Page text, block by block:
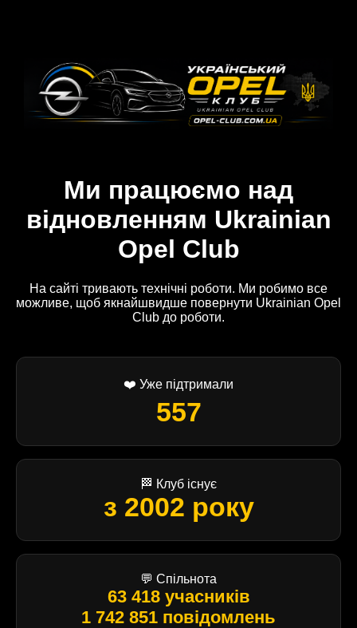
Ми працюємо над
відновленням Ukrainian
Opel Club
На сайті тривають технічні роботи. Ми робимо все
можливе, щоб якнайшвидше повернути Ukrainian Opel
Club до роботи.
❤️ Уже підтримали
557
🏁 Клуб існує
з 2002 року
💬 Спільнота
63 418 учасників
1 742 851 повідомлень